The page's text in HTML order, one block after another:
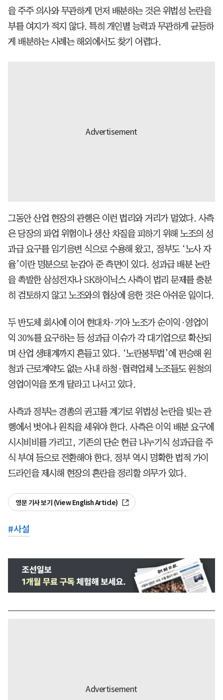
을 주주 의사와 무관하게 먼저 배분하는 것은 위법성 논란을
부를 여지가 적지 않다. 특히 개인별 능력과 무관하게 균등하
게 배분하는 사례는 해외에서도 찾기 어렵다.
그동안 산업 현장의 관행은 이런 법리와 거리가 멀었다. 사측
은 당장의 파업 위험이나 생산 차질을 피하기 위해 노조의 성
과급 요구를 임기응변 식으로 수용해 왔고, 정부도 ‘노사 자
율’이란 명분으로 눈감아 준 측면이 있다. 성과급 배분 논란
을 촉발한 삼성전자나 SK하이닉스 사측이 법리 문제를 충분
히 검토하지 않고 노조와의 협상에 응한 것은 아쉬운 일이다.
두 반도체 회사에 이어 현대차·기아 노조가 순이익·영업이
익 30%를 요구하는 등 성과급 이슈가 각 대기업으로 확산되
며 산업 생태계까지 흔들고 있다. ‘노란봉투법’에 편승해 원
청과 근로계약도 없는 사내 하청·협력업체 노조들도 원청의
영업이익을 쪼개 달라고 나서고 있다.
사측과 정부는 경총의 권고를 계기로 위법성 논란을 빚는 관
행에서 벗어나 원칙을 세워야 한다. 사측은 이익 배분 요구에
시시비비를 가리고, 기존의 단순 현금 나누기식 성과급을 주
식 부여 등으로 전환해야 한다. 정부 역시 명확한 법적 가이
드라인을 제시해 현장의 혼란을 정리할 의무가 있다.
영문 기사 보기 (View English Article)
#사설